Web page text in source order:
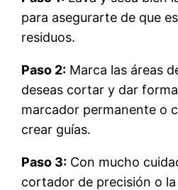
para asegurarte de que
residuos.
Paso 2: Marca las áreas
deseas cortar y dar
marcador permanente o
crear guías.
Paso 3: Con mucho
cortador de precisión o